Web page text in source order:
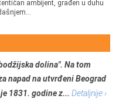
ambijent, građen u duhu
dolina". Na tom
napad na utvrđeni Beograd
1831. godine z... Detaljnije ›